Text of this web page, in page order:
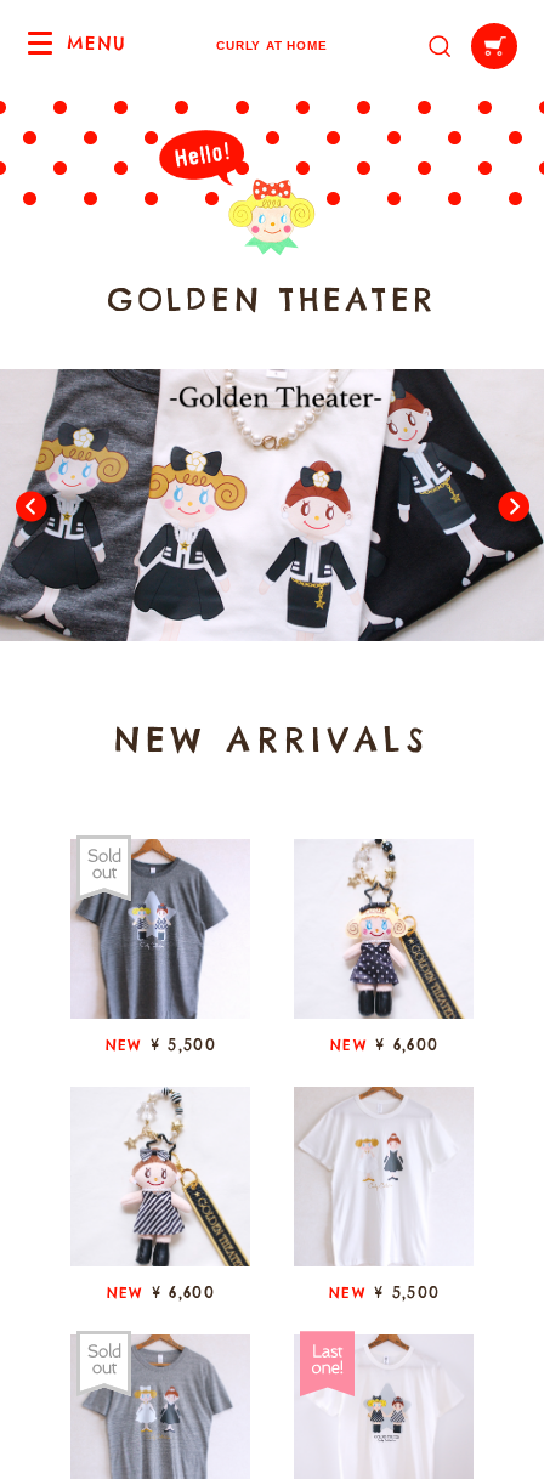
MENU CURLY AT HOME
GOLDEN THEATER
NEW ARRIVALS
NEW ¥ 5,500 NEW ¥ 6,600
NEW ¥ 6,600 NEW ¥ 5,500